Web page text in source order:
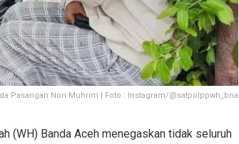
Pasangan Non Muhrim | Foto : Instagram/@satpolppwh_bna
(WH) Banda Aceh menegaskan tidak seluruh